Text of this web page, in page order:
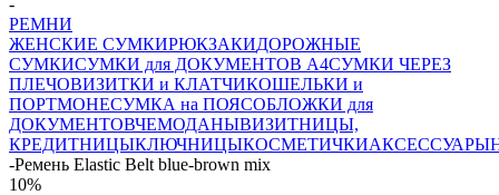
РЕМНИ
ЖЕНСКИЕ СУМКИРЮКЗАКИДОРОЖНЫЕ
СУМКИСУМКИ для ДОКУМЕНТОВ А4СУМКИ ЧЕРЕЗ
ПЛЕЧОВИЗИТКИ и КЛАТЧИКОШЕЛЬКИ и
ПОРТМОНЕСУМКА на ПОЯСОБЛОЖКИ для
ДОКУМЕНТОВЧЕМОДАНЫВИЗИТНИЦЫ,
КРЕДИТНИЦЫКЛЮЧНИЦЫКОСМЕТИЧКИАКСЕССУАРЫ
-Ремень Elastic Belt blue-brown mix
10%